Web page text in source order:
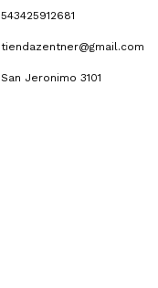
543425912681
tiendazentner@gmail.com
San Jeronimo 3101